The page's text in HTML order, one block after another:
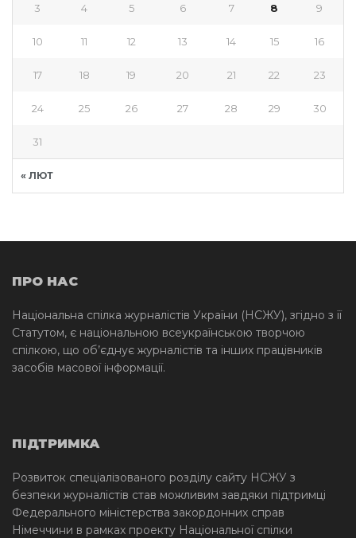
« ЛЮТ
3 4 5 6 7 8 9
10 11 12 13 14 15 16
17 18 19 20 21 22 23
24 25 26 27 28 29 30
31
ПРО НАС
Національна спілка журналістів України (НСЖУ), згідно з її
Статутом, є національною всеукраїнською творчою
спілкою, що об’єднує журналістів та інших працівників
засобів масової інформації.
ПІДТРИМКА
Розвиток спеціалізованого розділу сайту НСЖУ з
безпеки журналістів став можливим завдяки підтримці
Федерального міністерства закордонних справ
Німеччини в рамках проекту Національної спілки